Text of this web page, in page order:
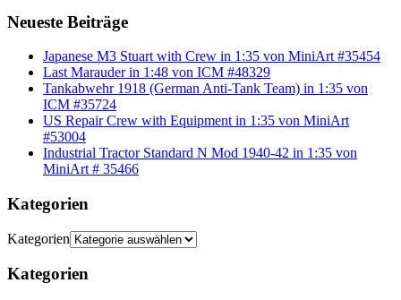
Neueste Beiträge
Japanese M3 Stuart with Crew in 1:35 von MiniArt #35454
Last Marauder in 1:48 von ICM #48329
Tankabwehr 1918 (German Anti-Tank Team) in 1:35 von
ICM #35724
US Repair Crew with Equipment in 1:35 von MiniArt
#53004
Industrial Tractor Standard N Mod 1940-42 in 1:35 von
MiniArt # 35466
Kategorien
Kategorien
Kategorien